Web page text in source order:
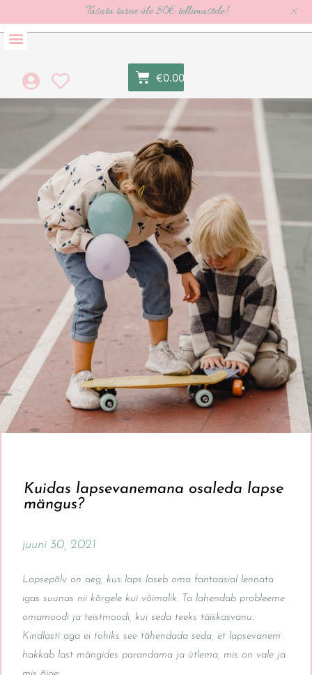
Tasuta tarne üle 80€ tellimustele! ×
€0.00
Kuidas lapsevanemana osaleda lapse
mängus?
juuni 30, 2021
Lapsepõlv on aeg, kus laps laseb oma fantaasial lennata
igas suunas nii kõrgele kui võimalik. Ta lahendab probleeme
omamoodi ja teistmoodi, kui seda teeks täiskasvanu.
Kindlasti aga ei tohiks see tähendada seda, et lapsevanem
hakkab last mängides parandama ja ütlema, mis on vale ja